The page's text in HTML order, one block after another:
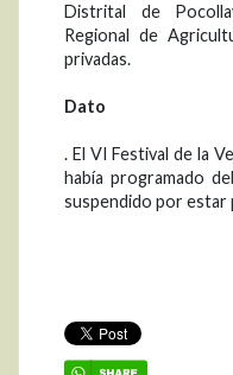
Distrital de
Regional de
privadas.
Dato
. El VI Festival de la
había programado
suspendido por estar